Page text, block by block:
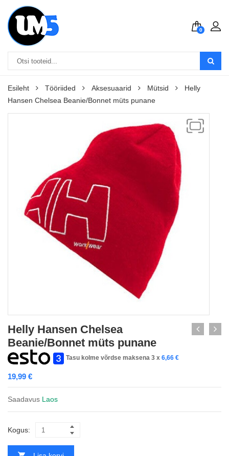
0
Esileht Tööriided Aksesuaarid Mütsid
Helly
Hansen Chelsea Beanie/Bonnet müts punane
Helly Hansen Chelsea
Beanie/Bonnet müts punane
Tasu kolme võrdse maksena 3 x 6,66 €
19,99 €
Saadavus Laos
Kogus: